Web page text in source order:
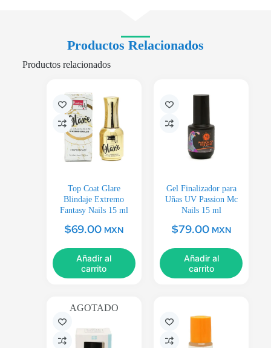
Productos Relacionados
Productos relacionados
Top Coat Glare
Blindaje Extremo
Fantasy Nails 15 ml
$69.00 MXN
Añadir al
carrito
Gel Finalizador para
Uñas UV Passion Mc
Nails 15 ml
$79.00 MXN
Añadir al
carrito
AGOTADO